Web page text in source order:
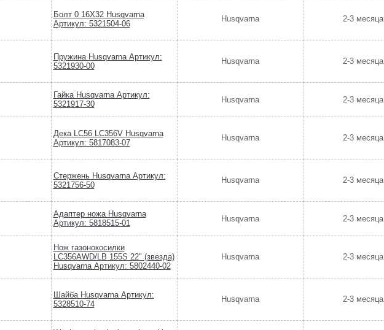
Болт 0 16X32 Husqvarna
Артикул: 5321504-06
Husqvarna 2-3 месяца
Пружина Husqvarna Артикул:
5321930-00
Husqvarna 2-3 месяца
Гайка Husqvarna Артикул:
5321917-30
Husqvarna 2-3 месяца
Дека LC56 LC356V Husqvarna
Артикул: 5817083-07
Husqvarna 2-3 месяца
Стержень Husqvarna Артикул:
5321756-50
Husqvarna 2-3 месяца
Адаптер ножа Husqvarna
Артикул: 5818515-01
Husqvarna 2-3 месяца
Нож газонокосилки
LC356AWD/LB 155S 22" (звезда)
Husqvarna Артикул: 5802440-02
Husqvarna 2-3 месяца
Шайба Husqvarna Артикул:
5328510-74
Husqvarna 2-3 месяца